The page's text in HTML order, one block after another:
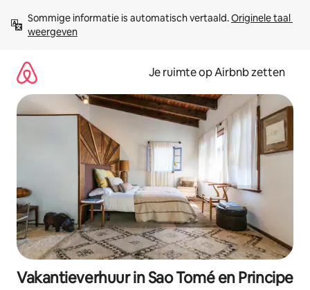
direct
naar
Sommige informatie is automatisch vertaald. Originele taal
weergeven
Je ruimte op Airbnb zetten
Vakantieverhuur in Sao Tomé en Principe